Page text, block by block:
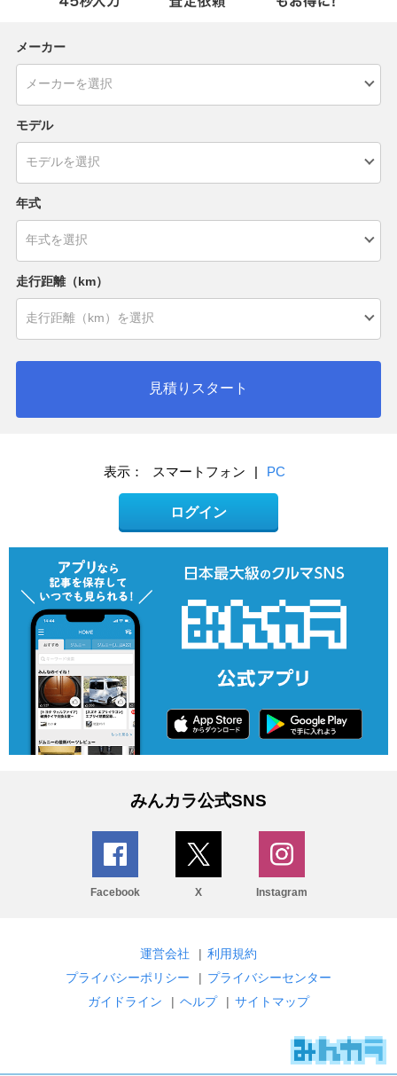
メーカー
モデル
年式
走行距離（km）
見積りスタート
表示： スマートフォン | PC
ログイン
みんカラ公式SNS
Facebook X Instagram
運営会社 | 利用規約
プライバシーポリシー
| プライバシーセンター
ガイドライン
| ヘルプ | サイトマップ